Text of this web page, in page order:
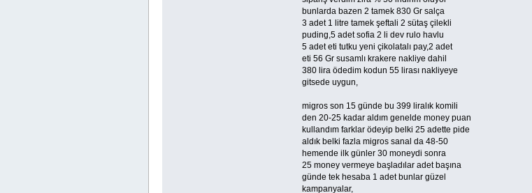
bunlarda bazen 2 tamek 830 Gr salça
3 adet 1 litre tamek şeftali 2 sütaş çilekli
puding,5 adet sofia 2 li dev rulo havlu
5 adet eti tutku yeni çikolatalı pay,2 adet
eti 56 Gr susamlı krakere nakliye dahil
380 lira ödedim kodun 55 lirası nakliyeye
gitsede uygun,
migros son 15 günde bu 399 liralık komili
den 20-25 kadar aldım genelde money puan
kullandım farklar ödeyip belki 25 adette pide
aldık belki fazla migros sanal da 48-50
hemende ilk günler 30 moneydi sonra
25 money vermeye başladılar adet başına
günde tek hesaba 1 adet bunlar güzel
kampanyalar,